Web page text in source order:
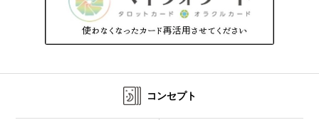
コンセプト